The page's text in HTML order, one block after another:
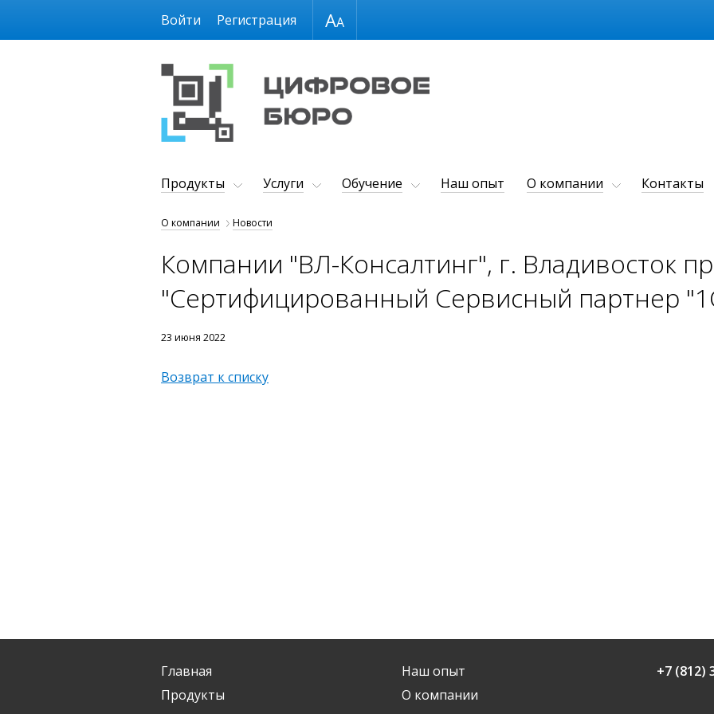
Размер шрифта
Войти Регистрация
Продукты Услуги Обучение Наш опыт О компании Контакты
О компании Новости
Компании "ВЛ-Консалтинг", г. Владивосток
"Сертифицированный Сервисный партнер
23 июня 2022
Возврат к списку
Главная
Продукты
Наш опыт
О компании
+7 (812)